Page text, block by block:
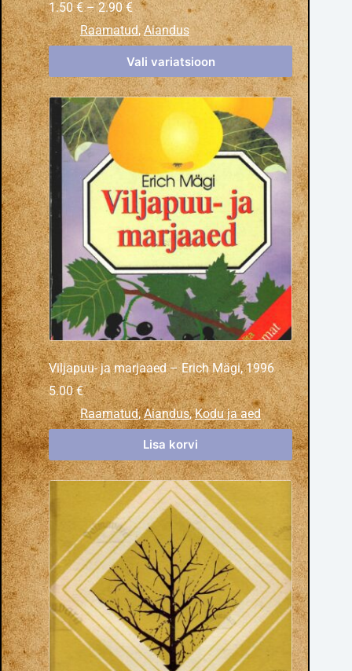
1.50€ – 2.90€
Raamatud,Aiandus
Vali variatsioon
Viljapuu- ja marjaaed – Erich Mägi, 1996
5.00€
Raamatud,Aiandus,Kodu ja aed
Lisa korvi